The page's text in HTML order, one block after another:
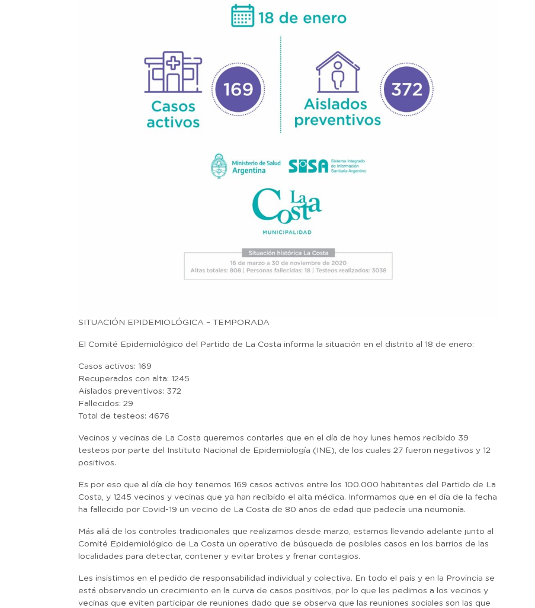
SITUACIÓN EPIDEMIOLÓGICA – TEMPORADA
El Comité Epidemiológico del Partido de La Costa informa la situación en el distrito al 18 de enero:
Casos activos: 169
Recuperados con alta: 1245
Aislados preventivos: 372
Fallecidos: 29
Total de testeos: 4676
Vecinos y vecinas de La Costa queremos contarles que en el día de hoy lunes hemos recibido 39
testeos por parte del Instituto Nacional de Epidemiología (INE), de los cuales 27 fueron negativos y 12
positivos.
Es por eso que al día de hoy tenemos 169 casos activos entre los 100.000 habitantes del Partido de La
Costa, y 1245 vecinos y vecinas que ya han recibido el alta médica. Informamos que en el día de la fecha
ha fallecido por Covid-19 un vecino de La Costa de 80 años de edad que padecía una neumonía.
Más allá de los controles tradicionales que realizamos desde marzo, estamos llevando adelante junto al
Comité Epidemiológico de La Costa un operativo de búsqueda de posibles casos en los barrios de las
localidades para detectar, contener y evitar brotes y frenar contagios.
Les insistimos en el pedido de responsabilidad individual y colectiva. En todo el país y en la Provincia se
está observando un crecimiento en la curva de casos positivos, por lo que les pedimos a los vecinos y
vecinas que eviten participar de reuniones dado que se observa que las reuniones sociales son las que